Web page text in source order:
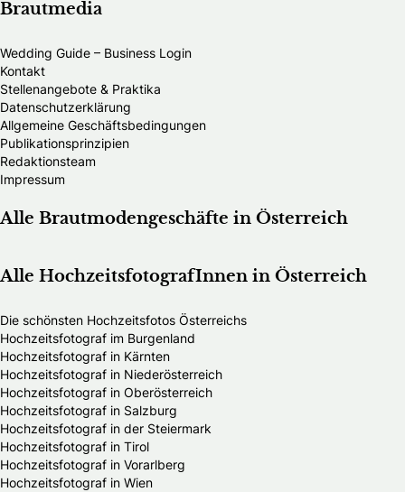
Brautmedia
Wedding Guide – Business Login
Kontakt
Stellenangebote & Praktika
Datenschutzerklärung
Allgemeine Geschäftsbedingungen
Publikationsprinzipien
Redaktionsteam
Impressum
Alle Brautmodengeschäfte in Österreich
Alle HochzeitsfotografInnen in Österreich
Die schönsten Hochzeitsfotos Österreichs
Hochzeitsfotograf im Burgenland
Hochzeitsfotograf in Kärnten
Hochzeitsfotograf in Niederösterreich
Hochzeitsfotograf in Oberösterreich
Hochzeitsfotograf in Salzburg
Hochzeitsfotograf in der Steiermark
Hochzeitsfotograf in Tirol
Hochzeitsfotograf in Vorarlberg
Hochzeitsfotograf in Wien